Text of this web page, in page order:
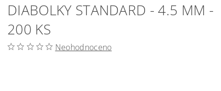
DIABOLKY STANDARD - 4.5 MM -
200 KS
Neohodnoceno